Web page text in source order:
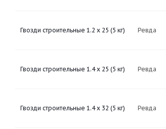
Гвозди строительные 1.2 х 25 (5 кг) Ревда
Гвозди строительные 1.4 х 25 (5 кг) Ревда
Гвозди строительные 1.4 х 32 (5 кг) Ревда